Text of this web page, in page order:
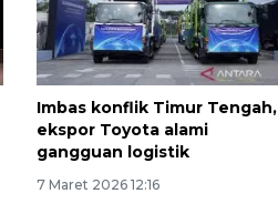
Imbas konflik Timur Tengah,
ekspor Toyota alami
gangguan logistik
7 Maret 2026 12:16